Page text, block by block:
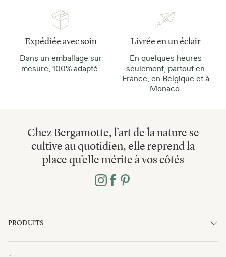
Expédiée avec soin
Dans un emballage sur
mesure, 100% adapté.
Livrée en un éclair
En quelques heures
seulement, partout en
France, en Belgique et à
Monaco.
Chez Bergamotte, l'art de la nature se
cultive au quotidien, elle reprend la
place qu'elle mérite à vos côtés
PRODUITS